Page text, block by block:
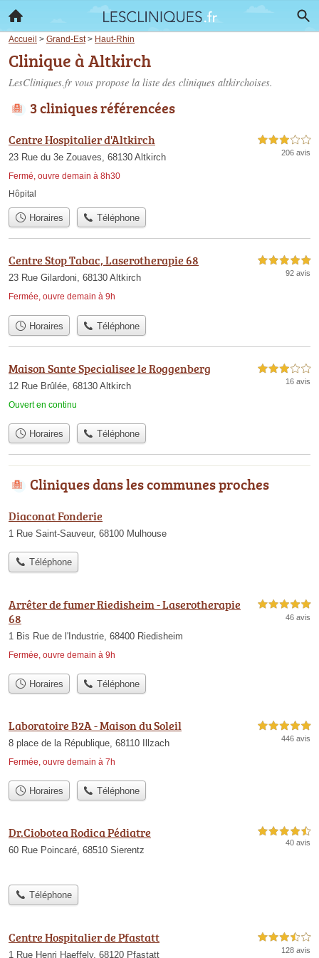
Accueil > Grand-Est> Haut-Rhin
Clinique à Altkirch
LesCliniques.fr vous propose la liste des cliniques altkirchoises.
3 cliniques référencées
Centre Hospitalier d'Altkirch
23 Rue du 3e Zouaves, 68130 Altkirch
Fermé, ouvre demain à 8h30
3,0 étoiles sur 5
206 avis
Hôpital
Horaires Téléphone
Centre Stop Tabac, Laserotherapie 68
23 Rue Gilardoni, 68130 Altkirch
Fermée, ouvre demain à 9h
5,0 étoiles sur 5
92 avis
Horaires Téléphone
Maison Sante Specialisee le Roggenberg
12 Rue Brûlée, 68130 Altkirch
Ouvert en continu
3,0 étoiles sur 5
16 avis
Horaires Téléphone
Cliniques dans les communes proches
Diaconat Fonderie
1 Rue Saint-Sauveur, 68100 Mulhouse
Téléphone
Arrêter de fumer Riedisheim - Laserotherapie
68
1 Bis Rue de l'Industrie, 68400 Riedisheim
Fermée, ouvre demain à 9h
5,0 étoiles sur 5
46 avis
Horaires Téléphone
Laboratoire B2A - Maison du Soleil
8 place de la République, 68110 Illzach
Fermée, ouvre demain à 7h
5,0 étoiles sur 5
446 avis
Horaires Téléphone
Dr.Ciobotea Rodica Pédiatre
60 Rue Poincaré, 68510 Sierentz
4,5 étoiles sur 5
40 avis
Téléphone
Centre Hospitalier de Pfastatt
1 Rue Henri Haeffely, 68120 Pfastatt
3,5 étoiles sur 5
128 avis